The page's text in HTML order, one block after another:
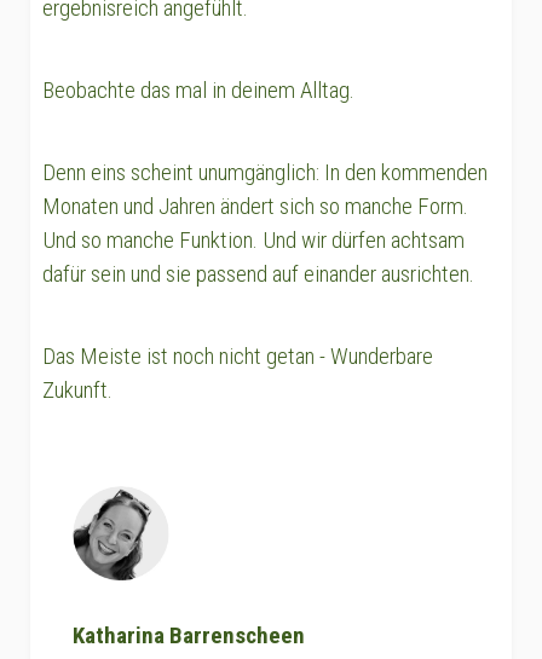
ergebnisreich angefühlt.
Beobachte das mal in deinem Alltag.
Denn eins scheint unumgänglich: In den kommenden
Monaten und Jahren ändert sich so manche Form.
Und so manche Funktion. Und wir dürfen achtsam
dafür sein und sie passend auf einander ausrichten.
Das Meiste ist noch nicht getan - Wunderbare
Zukunft.
Katharina Barrenscheen